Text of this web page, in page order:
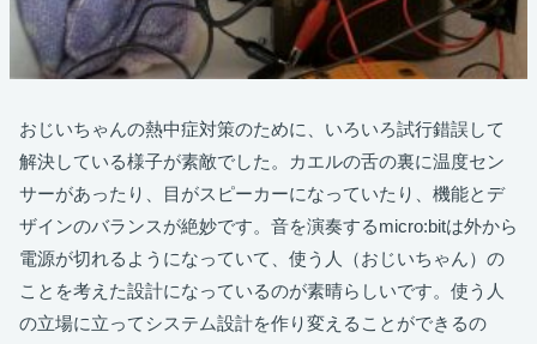
おじいちゃんの熱中症対策のために、いろいろ試行錯誤して
解決している様子が素敵でした。カエルの舌の裏に温度セン
サーがあったり、目がスピーカーになっていたり、機能とデ
ザインのバランスが絶妙です。音を演奏するmicro:bitは外から
電源が切れるようになっていて、使う人（おじいちゃん）の
ことを考えた設計になっているのが素晴らしいです。使う人
の立場に立ってシステム設計を作り変えることができるの